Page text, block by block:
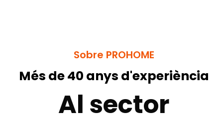
Sobre PROHOME
Més de 40 anys d'experiència
Al sector